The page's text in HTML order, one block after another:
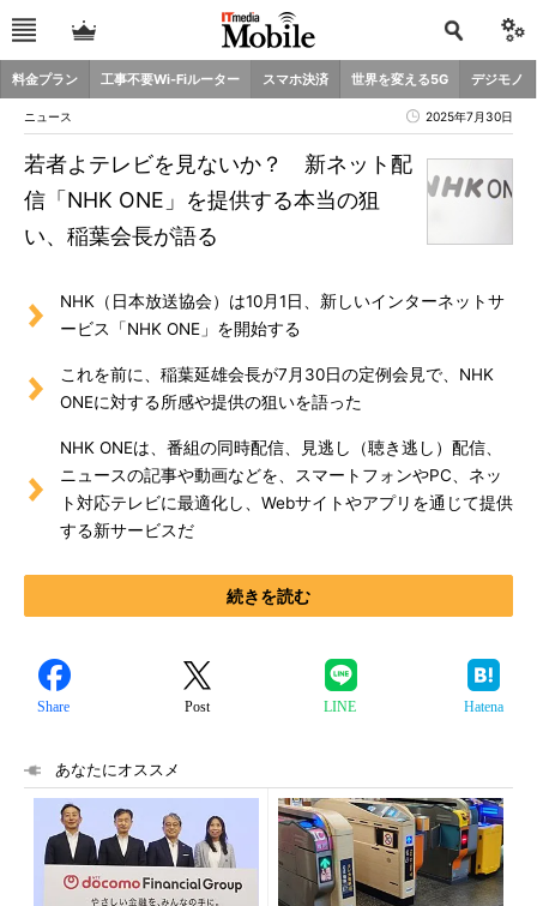
料金プラン 工事不要Wi-Fiルーター スマホ決済 世界を変える5G デジモノ
ニュース 2025年7月30日
若者よテレビを見ないか？ 新ネット配
信「NHK ONE」を提供する本当の狙
い、稲葉会長が語る
NHK（日本放送協会）は10月1日、新しいインターネットサ
ービス「NHK ONE」を開始する
これを前に、稲葉延雄会長が7月30日の定例会見で、NHK
ONEに対する所感や提供の狙いを語った
NHK ONEは、番組の同時配信、見逃し（聴き逃し）配信、
ニュースの記事や動画などを、スマートフォンやPC、ネッ
ト対応テレビに最適化し、Webサイトやアプリを通じて提供
する新サービスだ
続きを読む
Share Post LINE Hatena
あなたにオススメ